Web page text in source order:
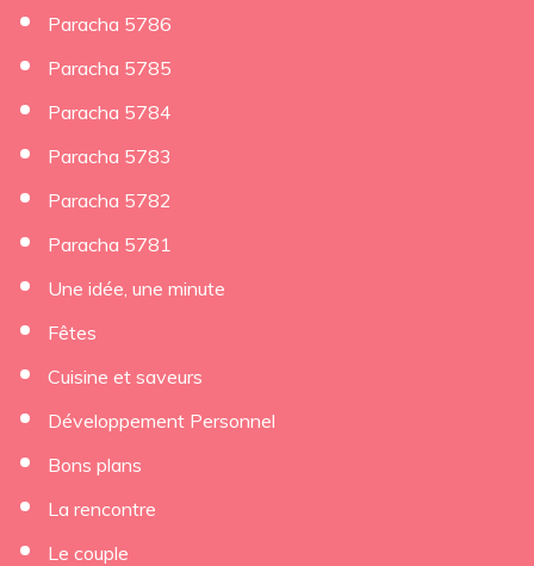
Paracha 5786
Paracha 5785
Paracha 5784
Paracha 5783
Paracha 5782
Paracha 5781
Une idée, une minute
Fêtes
Cuisine et saveurs
Développement Personnel
Bons plans
La rencontre
Le couple